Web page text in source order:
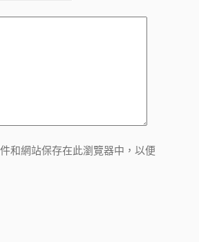
和網站保存在此瀏覽器中，以便